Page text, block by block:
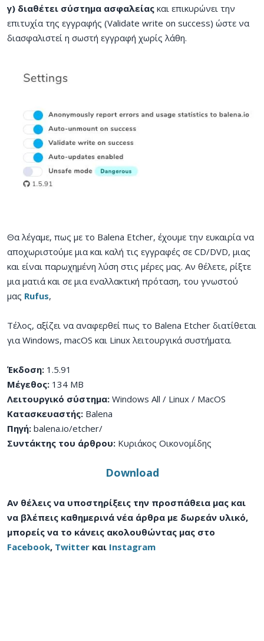
γ) διαθέτει σύστημα ασφαλείας και επικυρώνει την
επιτυχία της εγγραφής (Validate write on success) ώστε να
διασφαλιστεί η σωστή εγγραφή χωρίς λάθη.
Θα λέγαμε, πως με το Balena Etcher, έχουμε την ευκαιρία να
αποχωριστούμε μια και καλή τις εγγραφές σε CD/DVD, μιας
και είναι παρωχημένη λύση στις μέρες μας. Αν θέλετε, ρίξτε
μια ματιά και σε μια εναλλακτική πρόταση, του γνωστού
μας Rufus,
Τέλος, αξίζει να αναφερθεί πως το Balena Etcher διατίθεται
για Windows, macOS και Linux λειτουργικά συστήματα.
Έκδοση: 1.5.91
Μέγεθος: 134 MB
Λειτουργικό σύστημα: Windows All / Linux / MacOS
Κατασκευαστής: Balena
Πηγή: balena.io/etcher/
Συντάκτης του άρθρου: Κυριάκος Οικονομίδης
Download
Αν θέλεις να υποστηρίξεις την προσπάθεια μας και
να βλέπεις καθημερινά νέα άρθρα με δωρεάν υλικό,
μπορείς να το κάνεις ακολουθώντας μας στο
Facebook, Twitter και Instagram